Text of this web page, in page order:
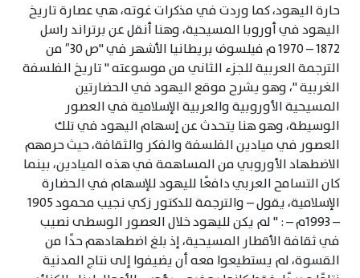
حارة اليهود، كما وردت في مذكرات غوته، هي عصارة تاريخ
اليهود في أوروبا المسيحية، وهنا أنقل عن برتراند راسل
1872 – 1970 م فيلسوف بريطانيا الأشهر في "ص 30″ من
الترجمة العربية للجزء الثاني من موسوعته " تاريخ الفلسفة
الغربية "، وهو يشرح موقع اليهود في الحضارتين
المسيحية الأوروبية والعربية الإسلامية في العصور
الوسيطة، وهو هنا يتحدث عن إسهام اليهود في تلك
العصور في ميادين الفلسفة والفكر والثقافة، حيث حرمهم
الاضطهاد الأوروبي من المساهمة في هذه الميادين، بينما
كان التسامح العربي دافعًا لليهود للإسهام في الحضارة
الإسلامية، يقول – والترجمة للدكتور زكي نجيب محمود 1905
– 1993م – : " لم يكن لليهود خلال العصور الوسطى نصيب
في ثقافة الأقطار المسيحية، إذ بلغ اضطهادهم حدًا من
القسوة، لم يستطيعوا معه أن يضيفوا إلى نتاج المدنية